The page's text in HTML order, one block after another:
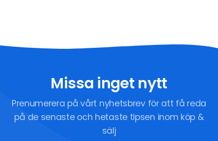
Missa inget nytt
Prenumerera på vårt nyhetsbrev för att få reda
på de senaste och hetaste tipsen inom köp &
sälj